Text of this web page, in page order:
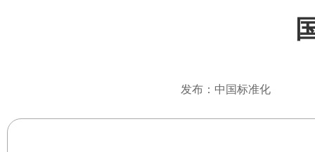
发布：中国标准化